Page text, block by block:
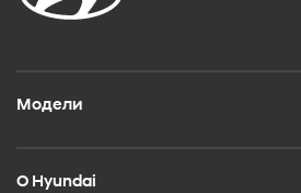
Модели
О Hyundai